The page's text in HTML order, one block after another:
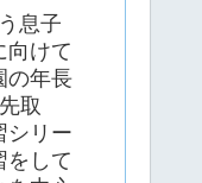
息子
向けて
の年長
取
シリー
をして